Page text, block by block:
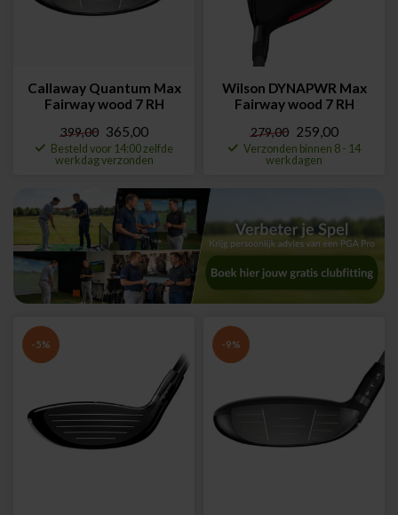
Callaway Quantum Max
Fairway wood 7 RH
399,00 365,00
Besteld voor 14:00 zelfde
werkdag verzonden
Wilson DYNAPWR Max
Fairway wood 7 RH
279,00 259,00
Verzonden binnen 8 - 14
werkdagen
-5% -9%